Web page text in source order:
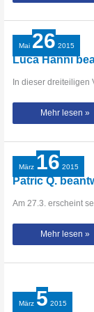
–
Teil
2
Mai 26 2015
Luca Hänni
In dieser
Luca
beantwortet
–
Teil
1
Mehr lesen »
März 16 2015
Patric Q.
Am 27.3. erscheint
Patric
beantwortet
bei
Mehr lesen »
März 5 2015